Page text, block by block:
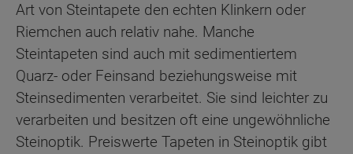
Art von Steintapete den echten Klinkern oder
Riemchen auch relativ nahe. Manche
Steintapeten sind auch mit sedimentiertem
Quarz- oder Feinsand beziehungsweise mit
Steinsedimenten verarbeitet. Sie sind leichter zu
verarbeiten und besitzen oft eine ungewöhnliche
Steinoptik. Preiswerte Tapeten in Steinoptik gibt